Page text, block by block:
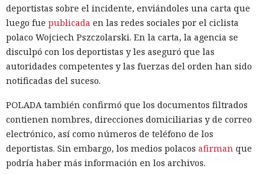
deportistas sobre el incidente, enviándoles una carta que
luego fue publicada en las redes sociales por el ciclista
polaco Wojciech Pszczolarski. En la carta, la agencia se
disculpó con los deportistas y les aseguró que las
autoridades competentes y las fuerzas del orden han sido
notificadas del suceso.
POLADA también confirmó que los documentos filtrados
contienen nombres, direcciones domiciliarias y de correo
electrónico, así como números de teléfono de los
deportistas. Sin embargo, los medios polacos afirman que
podría haber más información en los archivos.